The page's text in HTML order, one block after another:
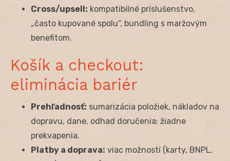
Cross/upsell: kompatibilné príslušenstvo,
„často kupované spolu“, bundling s maržovým
benefitom.
Košík a checkout:
eliminácia bariér
Prehľadnosť: sumarizácia položiek, nákladov na
dopravu, dane, odhad doručenia; žiadne
prekvapenia.
Platby a doprava: viac možností (karty, BNPL,